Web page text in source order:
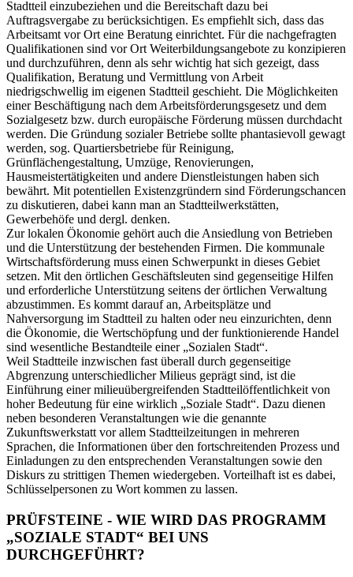
Stadtteil einzubeziehen und die Bereitschaft dazu bei
Auftragsvergabe zu berücksichtigen. Es empfiehlt sich, dass das
Arbeitsamt vor Ort eine Beratung einrichtet. Für die nachgefragten
Qualifikationen sind vor Ort Weiterbildungsangebote zu konzipieren
und durchzuführen, denn als sehr wichtig hat sich gezeigt, dass
Qualifikation, Beratung und Vermittlung von Arbeit
niedrigschwellig im eigenen Stadtteil geschieht. Die Möglichkeiten
einer Beschäftigung nach dem Arbeitsförderungsgesetz und dem
Sozialgesetz bzw. durch europäische Förderung müssen durchdacht
werden. Die Gründung sozialer Betriebe sollte phantasievoll gewagt
werden, sog. Quartiersbetriebe für Reinigung,
Grünflächengestaltung, Umzüge, Renovierungen,
Hausmeistertätigkeiten und andere Dienstleistungen haben sich
bewährt. Mit potentiellen Existenzgründern sind Förderungschancen
zu diskutieren, dabei kann man an Stadtteilwerkstätten,
Gewerbehöfe und dergl. denken.
Zur lokalen Ökonomie gehört auch die Ansiedlung von Betrieben
und die Unterstützung der bestehenden Firmen. Die kommunale
Wirtschaftsförderung muss einen Schwerpunkt in dieses Gebiet
setzen. Mit den örtlichen Geschäftsleuten sind gegenseitige Hilfen
und erforderliche Unterstützung seitens der örtlichen Verwaltung
abzustimmen. Es kommt darauf an, Arbeitsplätze und
Nahversorgung im Stadtteil zu halten oder neu einzurichten, denn
die Ökonomie, die Wertschöpfung und der funktionierende Handel
sind wesentliche Bestandteile einer „Sozialen Stadt“.
Weil Stadtteile inzwischen fast überall durch gegenseitige
Abgrenzung unterschiedlicher Milieus geprägt sind, ist die
Einführung einer milieuübergreifenden Stadtteilöffentlichkeit von
hoher Bedeutung für eine wirklich „Soziale Stadt“. Dazu dienen
neben besonderen Veranstaltungen wie die genannte
Zukunftswerkstatt vor allem Stadtteilzeitungen in mehreren
Sprachen, die Informationen über den fortschreitenden Prozess und
Einladungen zu den entsprechenden Veranstaltungen sowie den
Diskurs zu strittigen Themen wiedergeben. Vorteilhaft ist es dabei,
Schlüsselpersonen zu Wort kommen zu lassen.
PRÜFSTEINE - WIE WIRD DAS PROGRAMM
„SOZIALE STADT“ BEI UNS
DURCHGEFÜHRT?